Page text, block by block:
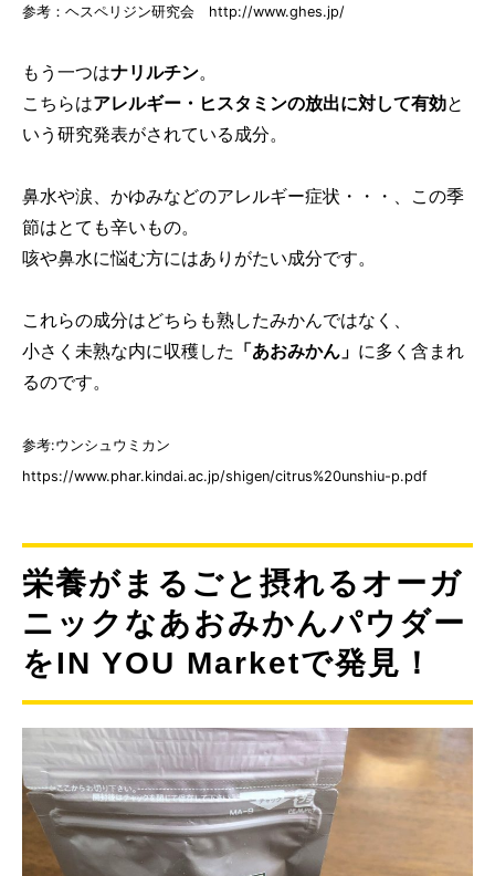
参考：ヘスペリジン研究会 http://www.ghes.jp/
もう一つはナリルチン。
こちらはアレルギー・ヒスタミンの放出に対して有効と
いう研究発表がされている成分。
鼻水や涙、かゆみなどのアレルギー症状・・・、この季
節はとても辛いもの。
咳や鼻水に悩む方にはありがたい成分です。
これらの成分はどちらも熟したみかんではなく、
小さく未熟な内に収穫した 「あおみかん」 に多く含まれ
るのです。
参考:ウンシュウミカン
https://www.phar.kindai.ac.jp/shigen/citrus%20unshiu-p.pdf
栄養がまるごと摂れるオーガ
ニックなあおみかんパウダー
をIN YOU Marketで発見！